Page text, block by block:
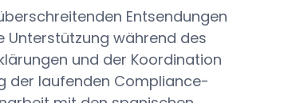
Entsendungen
während des
und der Koordination
der laufenden Compliance-